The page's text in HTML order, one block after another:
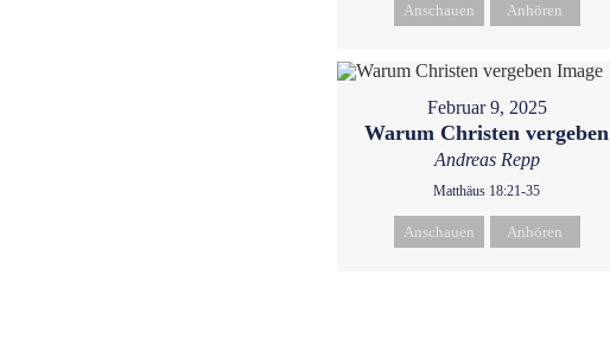
Anschauen Anhören
Februar 9, 2025
Warum Christen vergeben
Andreas Repp
Matthäus 18:21-35
Anschauen Anhören